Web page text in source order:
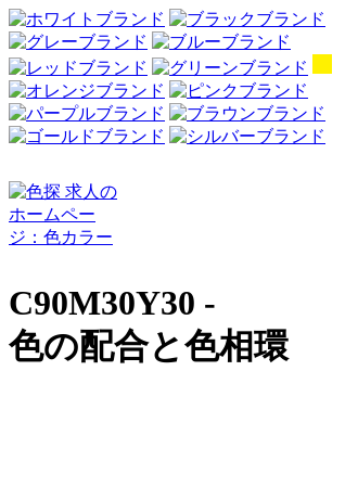
C90M30Y30 -
色の配合と色相環